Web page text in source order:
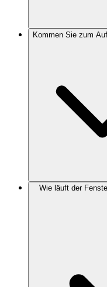
Kommen Sie zum
Wie läuft der